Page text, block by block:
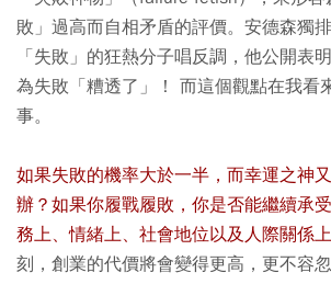
敗」過高而自相矛盾的評價。安德森獨
「失敗」的狂熱分子唱反調，他公開表
為失敗「糟透了」！ 而這個觀點在我看
事。
如果失敗的機率大於一半，而幸運之神
辦？如果你履戰履敗，你是否能繼續承
務上、情緒上、社會地位以及人際關係
刻，創業的代價將會變得更高，更不容